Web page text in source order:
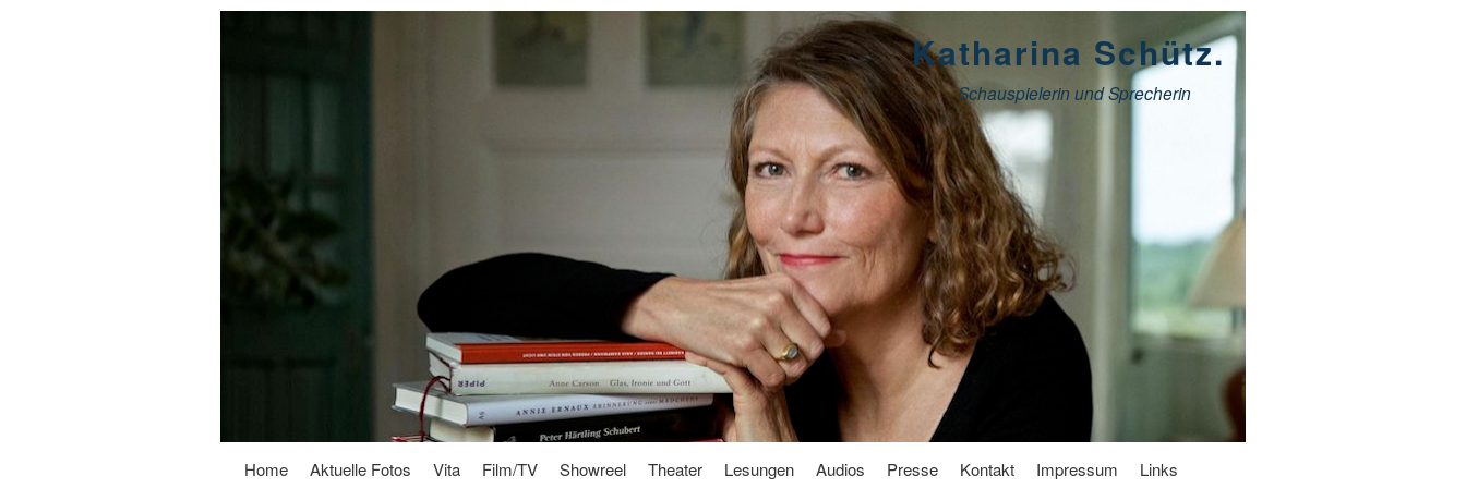
Katharina Schütz.
Schauspielerin und Sprecherin
Home Aktuelle Fotos Vita Film/TV Showreel Theater Lesungen Audios Presse Kontakt Impressum Links